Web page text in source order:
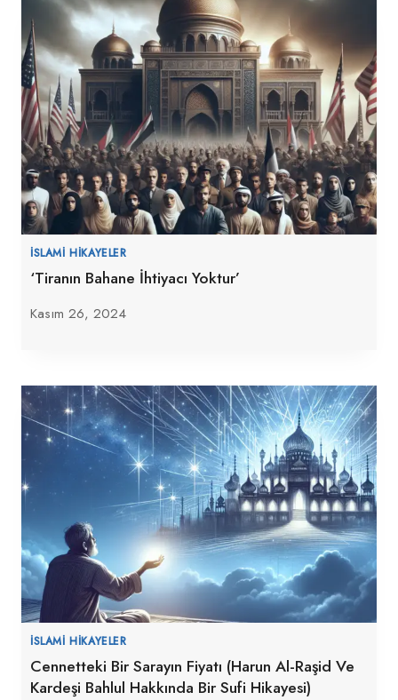
İSLAMI HIKAYELER
‘Tiranın Bahane İhtiyacı Yoktur’
Kasım 26, 2024
İSLAMI HIKAYELER
Cennetteki Bir Sarayın Fiyatı (Harun Al-Raşid Ve
Kardeşi Bahlul Hakkında Bir Sufi Hikayesi)